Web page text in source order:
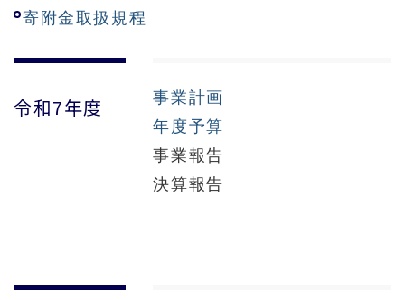
寄附金取扱規程
令和7年度
事業計画
年度予算
事業報告
決算報告